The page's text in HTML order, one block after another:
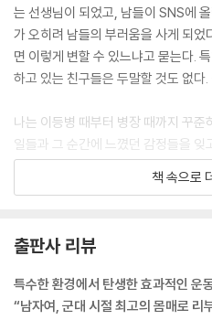
[남자를 더 남자답게 만드는 어깨 트
밴드 숄더 프레스
밴드 레터럴 레이즈
밴드 밴트 오버 레터럴 레이즈
파이크 푸시업
덤벨 숄더 프레스
덤벨 밴트 오버 레터럴 레이즈
#초급 운동 루틴
#중급 운동 루틴
는 선생님이 되었고, 남들이 SNS에
가 오히려 남들의 부러움을 사게 되
면 이렇게 변할 수 있느냐고 묻는다.
하고 있는 친구들은 두말할 것도 없
나는 이등병 때부터 병장 때까지 꾸
일들과 그 순간에 느꼈던 감정들을 잊
작한 뒤에도 일기장을 적극적으로 활
한 운동 루틴을 함께 적어두었다.
가장 중요한 것은 운동을 하면서 도전
이 좋아지면서 성취감을 느껴 다른 분
욕이 생겼고, ‘하면 되는구나.’ 하는 자
책 속으로
출판사 리뷰
특수한 환경에서 탄생한 효과적인 운
“남자여, 군대 시절 최고의 몸매로 리